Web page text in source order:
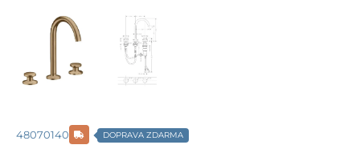
48070140 DOPRAVA ZDARMA